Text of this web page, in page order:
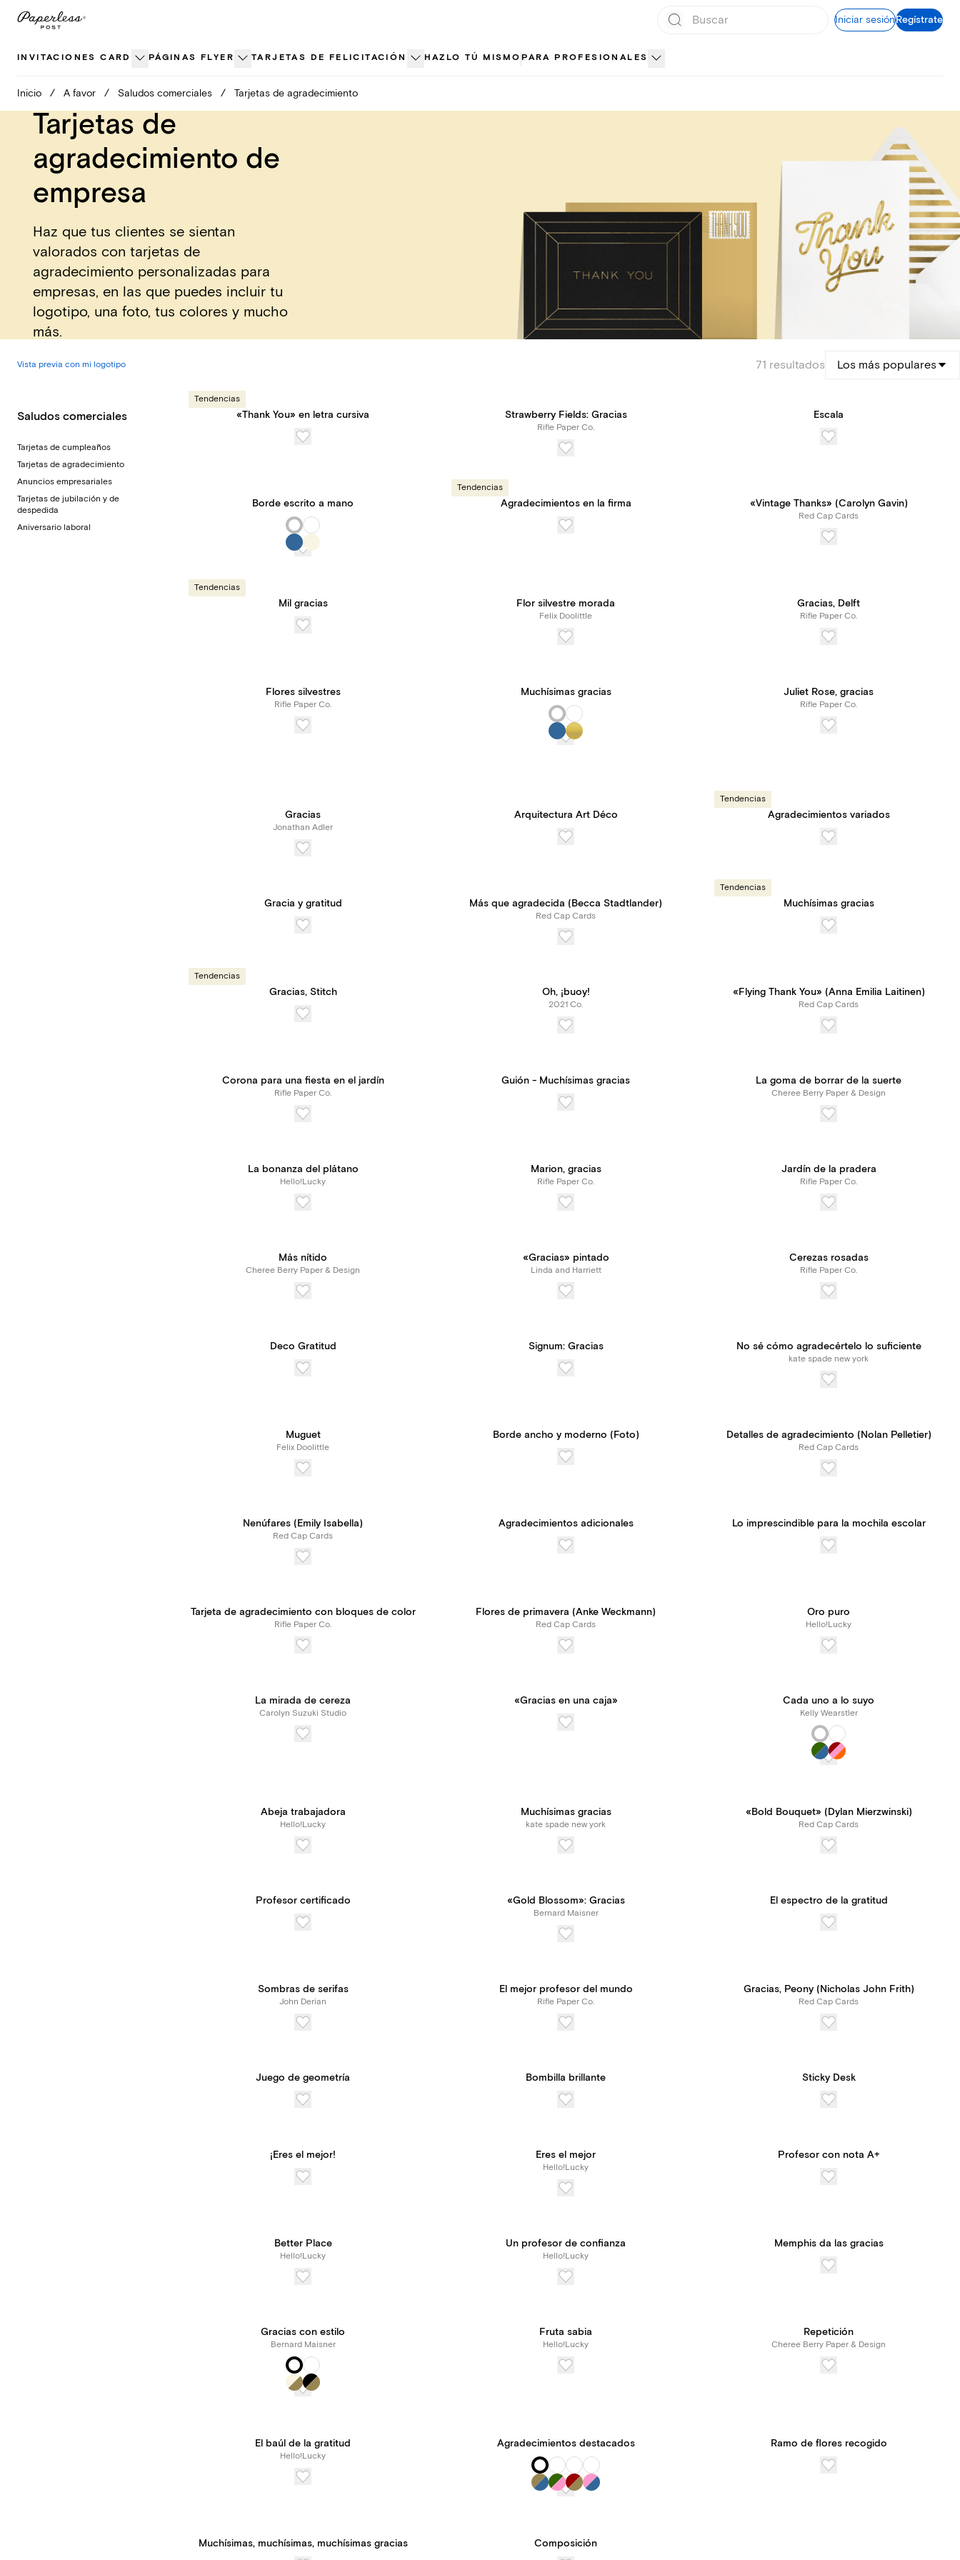
Ir
Iniciar sesiónRegístrate
INVITACIONES CARD PÁGINAS FLYER TARJETAS DE FELICITACIÓN HAZLO TÚ MISMO PARA PROFESIONALES
Inicio / A favor / Saludos comerciales / Tarjetas de agradecimiento
Tarjetas de
agradecimiento de
empresa
Haz que tus clientes se sientan
valorados con tarjetas de
agradecimiento personalizadas para
empresas, en las que puedes incluir tu
logotipo, una foto, tus colores y mucho
más.
Vista previa con mi logotipo 71 resultados Los más populares
Saludos comerciales
Tarjetas de cumpleaños
Tarjetas de agradecimiento
Anuncios empresariales
Tarjetas de jubilación y de
despedida
Aniversario laboral
Tendencias
«Thank You» en letra cursiva Strawberry Fields: Gracias
Rifle Paper Co.
Escala
Borde escrito a mano
Tendencias
Agradecimientos en la firma «Vintage Thanks» (Carolyn Gavin)
Red Cap Cards
Tendencias
Mil gracias Flor silvestre morada
Felix Doolittle
Gracias, Delft
Rifle Paper Co.
Flores silvestres
Rifle Paper Co.
Muchísimas gracias Juliet Rose, gracias
Rifle Paper Co.
¡Novedad! Suscríbete a Paperless Pro
disfrutar de acceso ilimitado a nuestras
Gracias
Jonathan Adler
Arquitectura Art Déco
Tendencias
Agradecimientos variados
Gracia y gratitud Más que agradecida (Becca Stadtlander)
Red Cap Cards
Tendencias
Muchísimas gracias
Tendencias
Gracias, Stitch Oh, ¡buoy!
2021 Co.
«Flying Thank You» (Anna Emilia Laitinen)
Red Cap Cards
Corona para una fiesta en el jardín
Rifle Paper Co.
Guión - Muchísimas gracias La goma de borrar de la suerte
Cheree Berry Paper & Design
La bonanza del plátano
Hello!Lucky
Marion, gracias
Rifle Paper Co.
Jardín de la pradera
Rifle Paper Co.
Más nítido
Cheree Berry Paper & Design
«Gracias» pintado
Linda and Harriett
Cerezas rosadas
Rifle Paper Co.
Deco Gratitud Signum: Gracias No sé cómo agradecértelo lo suficiente
kate spade new york
Muguet
Felix Doolittle
Borde ancho y moderno (Foto) Detalles de agradecimiento (Nolan Pelletier)
Red Cap Cards
Nenúfares (Emily Isabella)
Red Cap Cards
Agradecimientos adicionales Lo imprescindible para la mochila escolar
Tarjeta de agradecimiento con bloques de color
Rifle Paper Co.
Flores de primavera (Anke Weckmann)
Red Cap Cards
Oro puro
Hello!Lucky
La mirada de cereza
Carolyn Suzuki Studio
«Gracias en una caja» Cada uno a lo suyo
Kelly Wearstler
Abeja trabajadora
Hello!Lucky
Muchísimas gracias
kate spade new york
«Bold Bouquet» (Dylan Mierzwinski)
Red Cap Cards
Profesor certificado «Gold Blossom»: Gracias
Bernard Maisner
El espectro de la gratitud
Sombras de serifas
John Derian
El mejor profesor del mundo
Rifle Paper Co.
Gracias, Peony (Nicholas John Frith)
Red Cap Cards
Juego de geometría Bombilla brillante Sticky Desk
¡Eres el mejor! Eres el mejor
Hello!Lucky
Profesor con nota A+
Better Place
Hello!Lucky
Un profesor de confianza
Hello!Lucky
Memphis da las gracias
Gracias con estilo
Bernard Maisner
Fruta sabia
Hello!Lucky
Repetición
Cheree Berry Paper & Design
El baúl de la gratitud
Hello!Lucky
Agradecimientos destacados Ramo de flores recogido
Muchísimas, muchísimas, muchísimas gracias Composición